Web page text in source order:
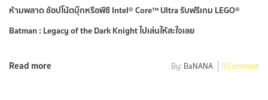
ห้ามพลาด ช้อปโน้ตบุ๊กหรือพีซี Intel® Core™ Ultra รับฟรีเกม LEGO®
Batman : Legacy of the Dark Knight ไปเล่นให้สะใจเลย
Read more By: BaNANA 0 Comment